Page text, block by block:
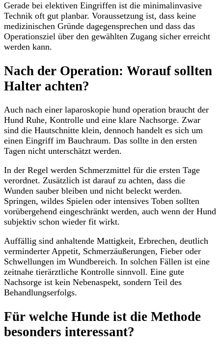
Gerade bei elektiven Eingriffen ist die minimalinvasive
Technik oft gut planbar. Voraussetzung ist, dass keine
medizinischen Gründe dagegensprechen und dass das
Operationsziel über den gewählten Zugang sicher erreicht
werden kann.
Nach der Operation: Worauf sollten
Halter achten?
Auch nach einer laparoskopie hund operation braucht der
Hund Ruhe, Kontrolle und eine klare Nachsorge. Zwar
sind die Hautschnitte klein, dennoch handelt es sich um
einen Eingriff im Bauchraum. Das sollte in den ersten
Tagen nicht unterschätzt werden.
In der Regel werden Schmerzmittel für die ersten Tage
verordnet. Zusätzlich ist darauf zu achten, dass die
Wunden sauber bleiben und nicht beleckt werden.
Springen, wildes Spielen oder intensives Toben sollten
vorübergehend eingeschränkt werden, auch wenn der Hund
subjektiv schon wieder fit wirkt.
Auffällig sind anhaltende Mattigkeit, Erbrechen, deutlich
verminderter Appetit, Schmerzäußerungen, Fieber oder
Schwellungen im Wundbereich. In solchen Fällen ist eine
zeitnahe tierärztliche Kontrolle sinnvoll. Eine gute
Nachsorge ist kein Nebenaspekt, sondern Teil des
Behandlungserfolgs.
Für welche Hunde ist die Methode
besonders interessant?